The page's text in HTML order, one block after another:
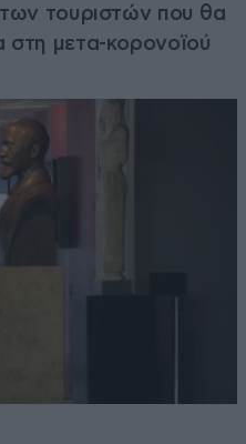
των τουριστών που θα
στη μετα-κορονοϊού